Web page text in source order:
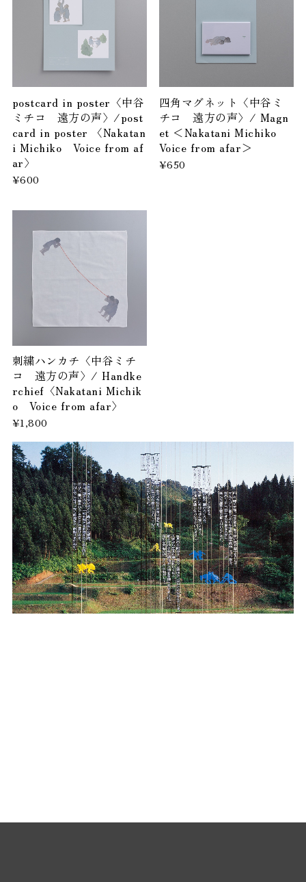
postcard in poster〈中谷
ミチコ 遠方の声〉/post
card in poster 〈Nakatan
i Michiko Voice from af
ar〉
¥600
四角マグネット〈中谷ミ
チコ 遠方の声〉/ Magn
et ＜Nakatani Michiko
Voice from afar＞
¥650
刺繍ハンカチ〈中谷ミチ
コ 遠方の声〉/ Handke
rchief〈Nakatani Michik
o Voice from afar〉
¥1,800